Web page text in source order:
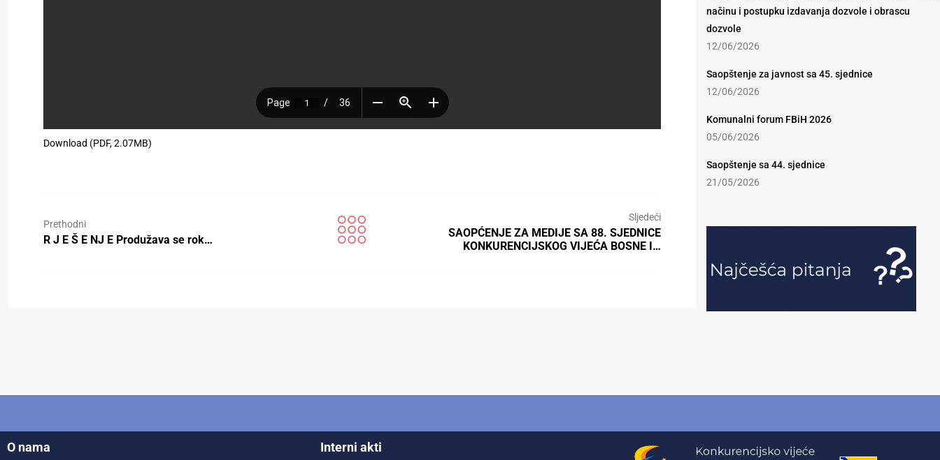
Download (PDF, 2.07MB)
Prethodni
R J E Š E NJ E Produžava se rok…
Sljedeći
SAOPĆENJE ZA MEDIJE SA 88. SJEDNICE
KONKURENCIJSKOG VIJEĆA BOSNE I…
načinu i postupku izdavanja dozvole i obrascu
dozvole
12/06/2026
Saopštenje za javnost sa 45. sjednice
12/06/2026
Komunalni forum FBiH 2026
05/06/2026
Saopštenje sa 44. sjednice
21/05/2026
O nama Interni akti